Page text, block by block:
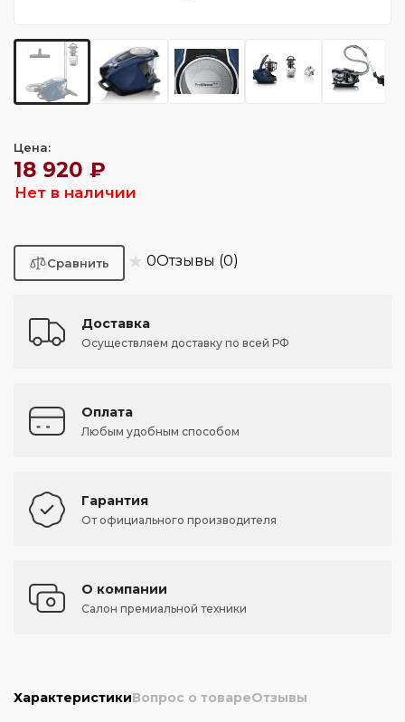
Цена:
18 920 ₽
Нет в наличии
★ 0Отзывы (0)
Доставка
Осуществляем доставку по всей РФ
Оплата
Любым удобным способом
Гарантия
От официального производителя
О компании
Салон премиальной техники
ХарактеристикиВопрос о товареОтзывы